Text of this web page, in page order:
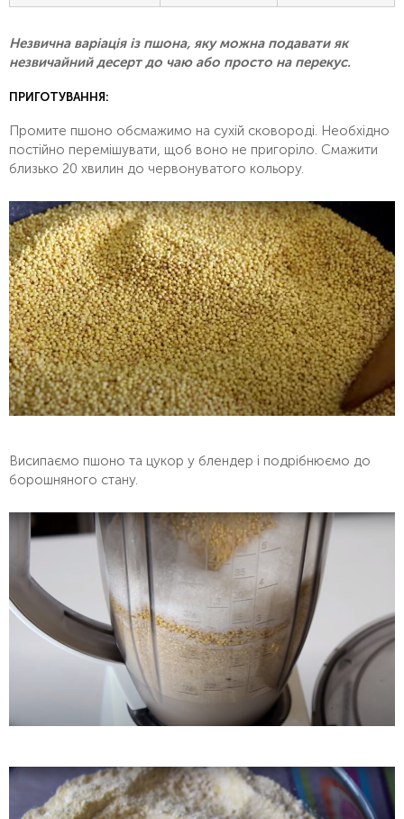
Незвична варіація із пшона, яку можна подавати як
незвичайний десерт до чаю або просто на перекус.
ПРИГОТУВАННЯ:
Промите пшоно обсмажимо на сухій сковороді. Необхідно
постійно перемішувати, щоб воно не пригоріло. Смажити
близько 20 хвилин до червонуватого кольору.
Висипаємо пшоно та цукор у блендер і подрібнюємо до
борошняного стану.